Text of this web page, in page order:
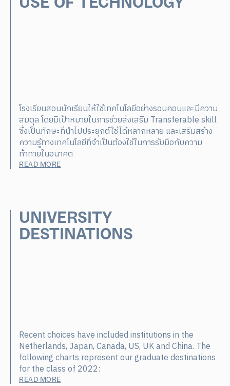
โรงเรียนสอนนักเรียนให้ใช้เทคโนโลยีอย่างรอบคอบและมีความ
สมดุล โดยมีเป้าหมายในการช่วยส่งเสริม Transferable skill
ซึ่งเป็นทักษะที่นำไปประยุกต์ใช้ได้หลากหลาย และเสริมสร้าง
ความรู้ทางเทคโนโลยีที่จำเป็นต้องใช้ในการรับมือกับความ
ท้าทายในอนาคต
READ MORE
UNIVERSITY
DESTINATIONS
Recent choices have included institutions in the
Netherlands, Japan, Canada, US, UK and China. The
following charts represent our graduate destinations
for the class of 2022:
READ MORE